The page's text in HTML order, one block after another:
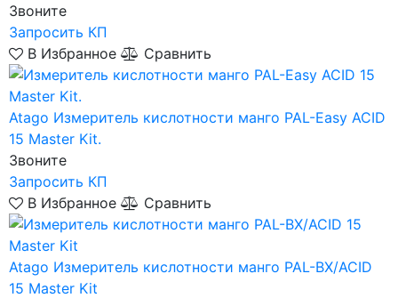
Звоните
Запросить КП
В Избранное
Сравнить
Atago Измеритель кислотности манго PAL-Easy ACID
15 Master Kit.
Звоните
Запросить КП
В Избранное
Сравнить
Atago Измеритель кислотности манго PAL-BX/ACID
15 Master Kit